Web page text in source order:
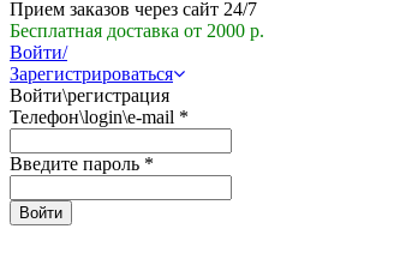
Прием заказов через сайт 24/7
Бесплатная доставка от 2000 р.
Войти/
Зарегистрироваться
Войти\регистрация
Телефон\login\e-mail *
Введите пароль *